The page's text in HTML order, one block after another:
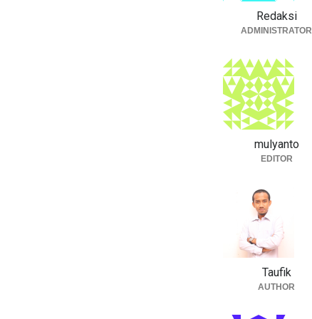
Redaksi
ADMINISTRATOR
mulyanto
EDITOR
Taufik
AUTHOR